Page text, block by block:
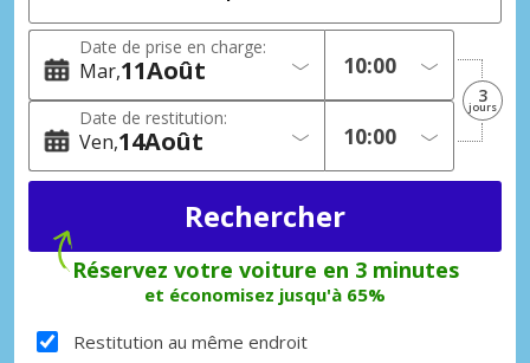
Date de prise en charge:
Mar 11Août
Date de restitution:
Ven 14Août
3
jours
Réservez votre voiture en 3 minutes
et économisez jusqu'à 65%
Restitution au même endroit